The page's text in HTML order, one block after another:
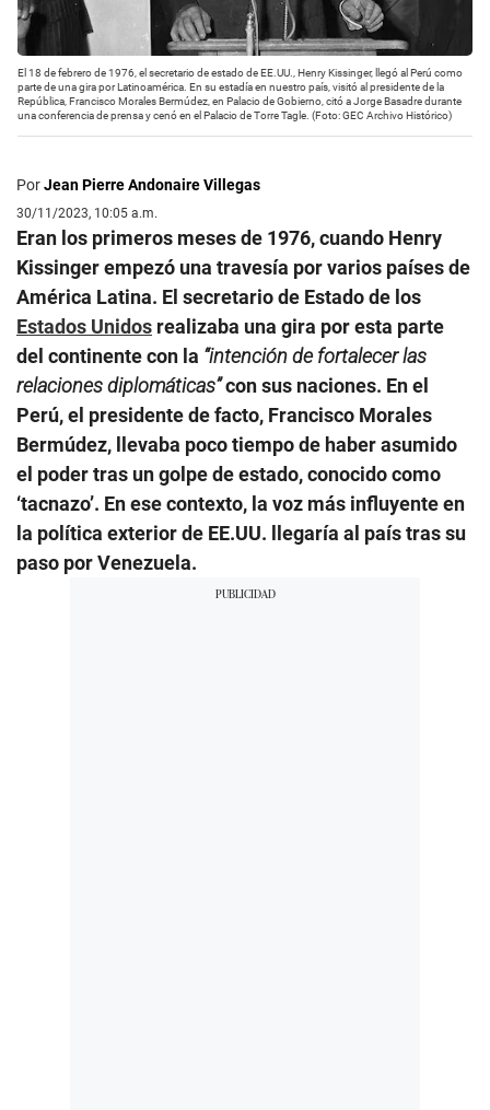
El 18 de febrero de 1976, el secretario de estado de EE.UU., Henry Kissinger, llegó al Perú como
parte de una gira por Latinoamérica. En su estadía en nuestro país, visitó al presidente de la
República, Francisco Morales Bermúdez, en Palacio de Gobierno, citó a Jorge Basadre durante
una conferencia de prensa y cenó en el Palacio de Torre Tagle. (Foto: GEC Archivo Histórico)
PorJean Pierre Andonaire Villegas
30/11/2023, 10:05 a.m.
Eran los primeros meses de 1976, cuando Henry
Kissinger empezó una travesía por varios países de
América Latina. El secretario de Estado de los
Estados Unidos realizaba una gira por esta parte
del continente con la “intención de fortalecer las
relaciones diplomáticas”con sus naciones. En el
Perú, el presidente de facto, Francisco Morales
Bermúdez, llevaba poco tiempo de haber asumido
el poder tras un golpe de estado, conocido como
‘tacnazo’. En ese contexto, la voz más influyente en
la política exterior de EE.UU. llegaría al país tras su
paso por Venezuela.